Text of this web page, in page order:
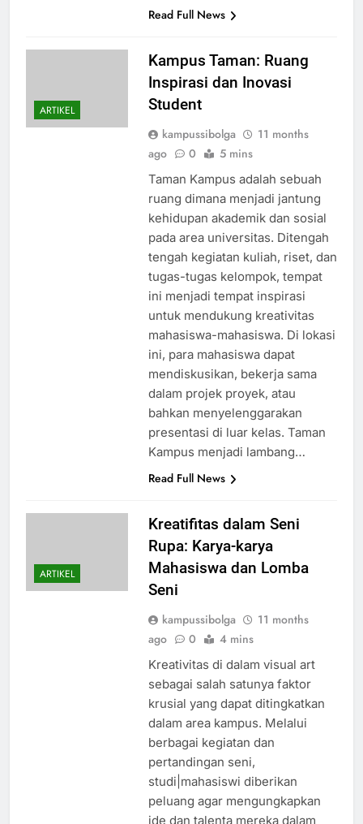
Read Full News
ARTIKEL
Kampus Taman: Ruang
Inspirasi dan Inovasi
Student
kampussibolga
11 months
ago
0 5 mins
Taman Kampus adalah sebuah
ruang dimana menjadi jantung
kehidupan akademik dan sosial
pada area universitas. Ditengah
tengah kegiatan kuliah, riset, dan
tugas-tugas kelompok, tempat
ini menjadi tempat inspirasi
untuk mendukung kreativitas
mahasiswa-mahasiswa. Di lokasi
ini, para mahasiswa dapat
mendiskusikan, bekerja sama
dalam projek proyek, atau
bahkan menyelenggarakan
presentasi di luar kelas. Taman
Kampus menjadi lambang…
Read Full News
ARTIKEL
Kreatifitas dalam Seni
Rupa: Karya-karya
Mahasiswa dan Lomba
Seni
kampussibolga
11 months
ago
0 4 mins
Kreativitas di dalam visual art
sebagai salah satunya faktor
krusial yang dapat ditingkatkan
dalam area kampus. Melalui
berbagai kegiatan dan
pertandingan seni,
studi|mahasiswi diberikan
peluang agar mengungkapkan
ide dan talenta mereka dalam